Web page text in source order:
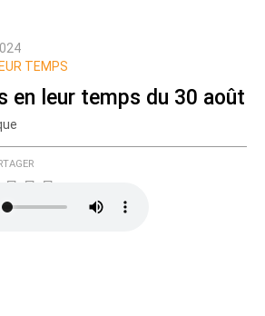
commentaire ici
TEMPS
en leur temps du 30 août